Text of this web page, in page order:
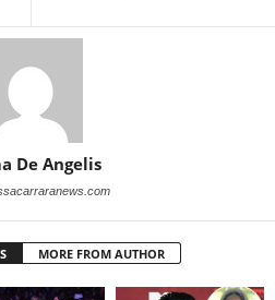
De Angelis
MORE FROM AUTHOR